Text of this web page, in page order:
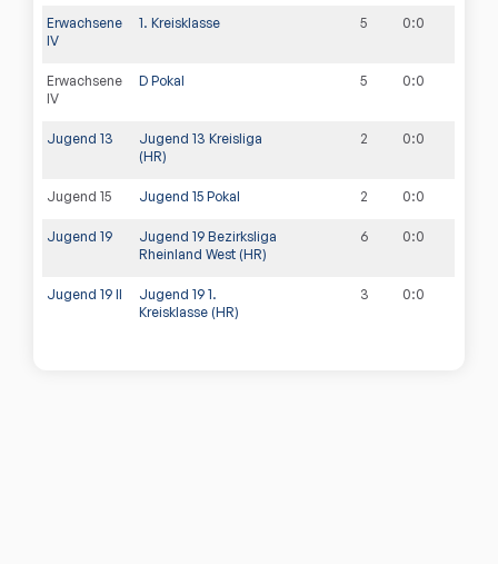
Erwachsene
IV
1. Kreisklasse 5 0:0
Erwachsene
IV
D Pokal 5 0:0
Jugend 13
Jugend 13 Kreisliga
(HR)
2 0:0
Jugend 15 Jugend 15 Pokal 2 0:0
Jugend 19
Jugend 19 Bezirksliga
Rheinland West (HR)
6 0:0
Jugend 19 II
Jugend 19 1.
Kreisklasse (HR)
3 0:0